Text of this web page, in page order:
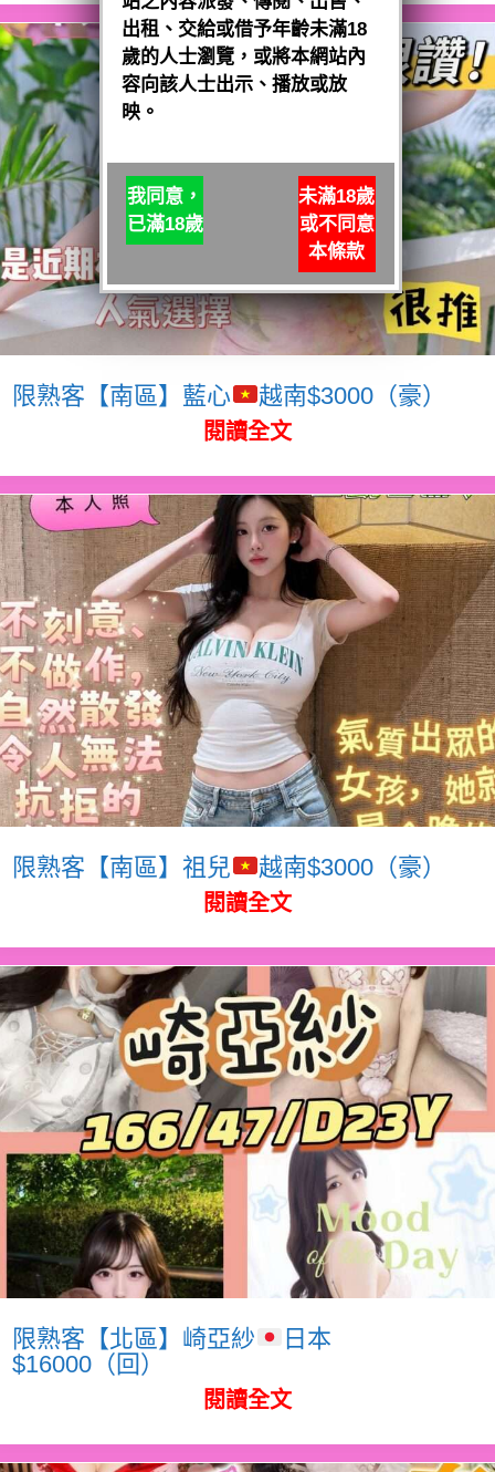
限熟客【南區】藍心 越南$3000（豪）
閱讀全文
限熟客【南區】祖兒 越南$3000（豪）
閱讀全文
限熟客【北區】崎亞紗
日本
$16000（回）
閱讀全文
出租、交給或借予年齡未滿18
歲的人士瀏覽，或將本網站內
容向該人士出示、播放或放
映。
我同意，
已滿18歲
未滿18歲
或不同意
本條款